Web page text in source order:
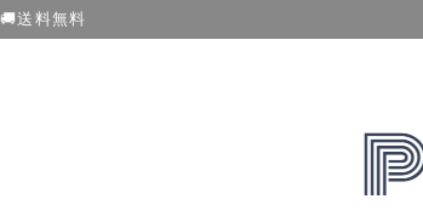
🚚送料無料